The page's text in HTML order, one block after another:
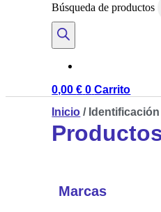
Búsqueda de productos
0,00€ 0 Carrito
Inicio /
Marcas